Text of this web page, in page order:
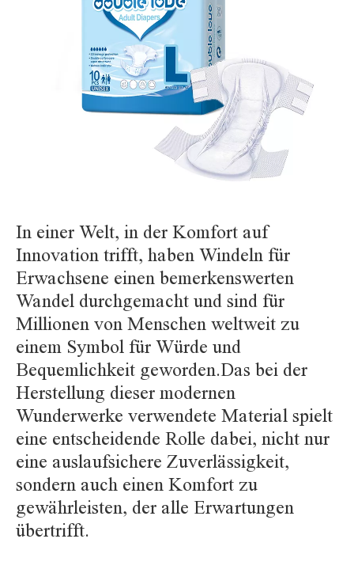
In einer Welt, in der Komfort auf
Innovation trifft, haben Windeln für
Erwachsene einen bemerkenswerten
Wandel durchgemacht und sind für
Millionen von Menschen weltweit zu
einem Symbol für Würde und
Bequemlichkeit geworden.Das bei der
Herstellung dieser modernen
Wunderwerke verwendete Material spielt
eine entscheidende Rolle dabei, nicht nur
eine auslaufsichere Zuverlässigkeit,
sondern auch einen Komfort zu
gewährleisten, der alle Erwartungen
übertrifft.